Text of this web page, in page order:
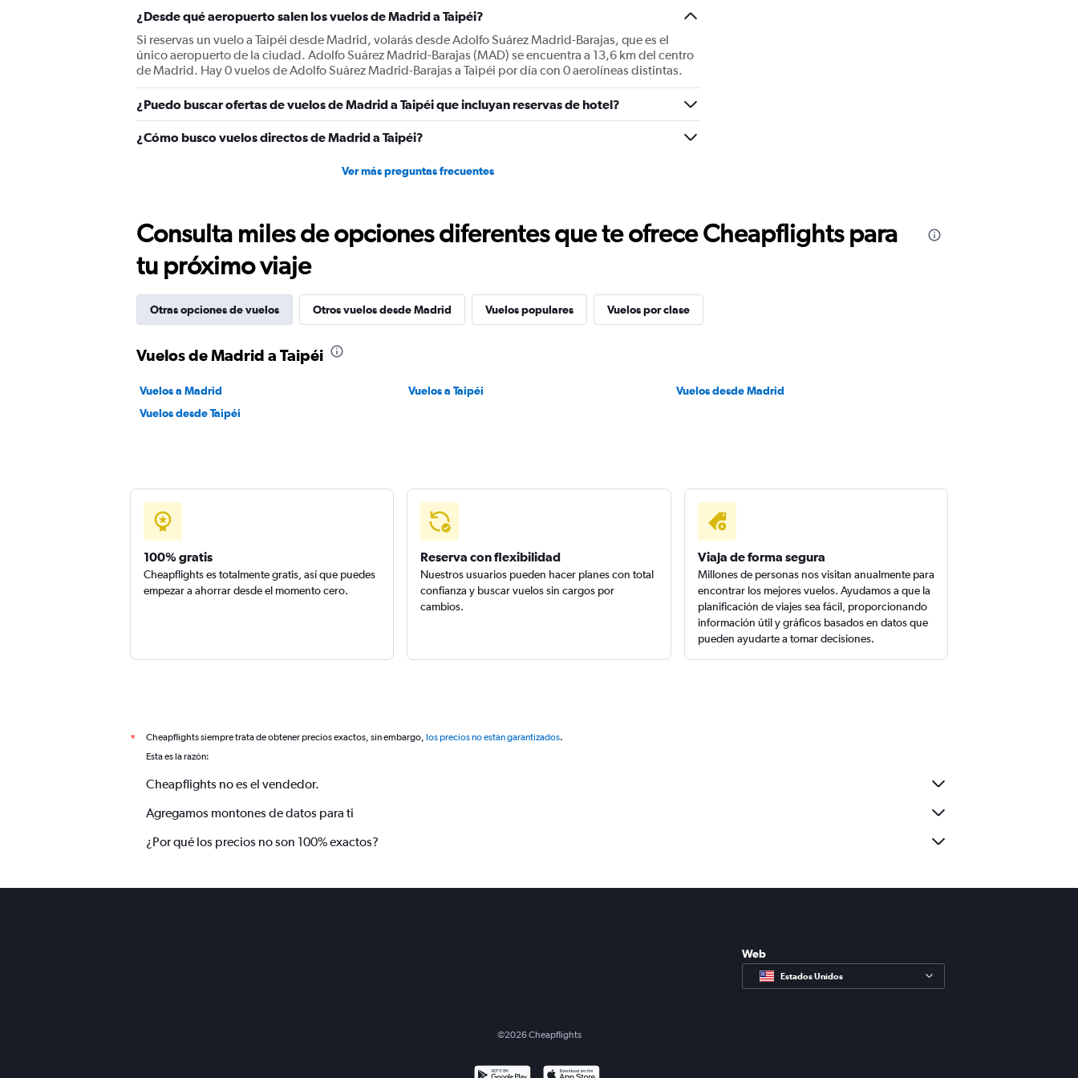
displaying
Range:
0
to
1800.
displaying
values.
Range:
0
to
1200.
¿Desde qué aeropuerto salen los vuelos de Madrid a Taipéi?
Si reservas un vuelo a Taipéi desde Madrid, volarás desde Adolfo Suárez Madrid-Barajas, que es el
único aeropuerto de la ciudad. Adolfo Suárez Madrid-Barajas (MAD) se encuentra a 13,6 km del centro
de Madrid. Hay 0 vuelos de Adolfo Suárez Madrid-Barajas a Taipéi por día con 0 aerolíneas distintas.
¿Puedo buscar ofertas de vuelos de Madrid a Taipéi que incluyan reservas de hotel?
¿Cómo busco vuelos directos de Madrid a Taipéi?
Ver más preguntas frecuentes
Consulta miles de opciones diferentes que te ofrece Cheapflights para
tu próximo viaje
Otras opciones de vuelos Otros vuelos desde Madrid Vuelos populares Vuelos por clase
Vuelos de Madrid a Taipéi
Vuelos a Madrid Vuelos a Taipéi
Vuelos desde Madrid
Vuelos desde Taipéi
100% gratis
Cheapflights es totalmente gratis, así que puedes
empezar a ahorrar desde el momento cero.
Reserva con flexibilidad
Nuestros usuarios pueden hacer planes con total
confianza y buscar vuelos sin cargos por
cambios.
Viaja de forma segura
Millones de personas nos visitan anualmente para
encontrar los mejores vuelos. Ayudamos a que la
planificación de viajes sea fácil, proporcionando
información útil y gráficos basados en datos que
pueden ayudarte a tomar decisiones.
* Cheapflights siempre trata de obtener precios exactos, sin embargo, los precios no están garantizados.
Esta es la razón:
Cheapflights no es el vendedor.
Agregamos montones de datos para ti
¿Por qué los precios no son 100% exactos?
Web
Estados Unidos
©2026Cheapflights